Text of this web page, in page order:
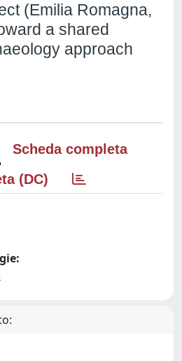
(Emilia Romagna,
a shared
approach
Scheda completa
(DC)